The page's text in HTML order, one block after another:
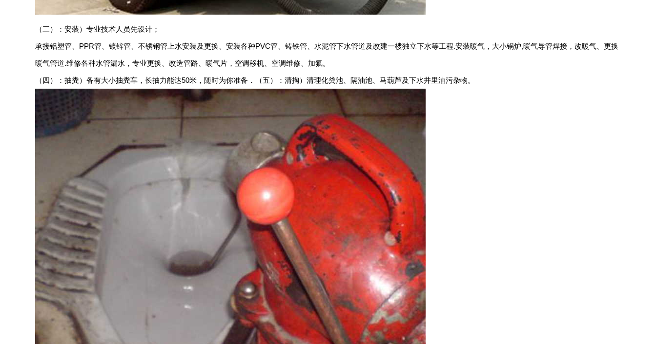
（三）：安装）专业技术人员先设计；
承接铝塑管、PPR管、镀锌管、不锈钢管上水安装及更换、安装各种PVC管、铸铁管、水泥管下水管道及改建一楼独立下水等工程.安装暖气，大小锅炉,暖气导管焊接，改暖气、更换
暖气管道.维修各种水管漏水，专业更换、改造管路、暖气片，空调移机、空调维修、加氟。
（四）：抽粪）备有大小抽粪车，长抽力能达50米，随时为你准备．（五）：清掏）清理化粪池、隔油池、马葫芦及下水井里油污杂物。